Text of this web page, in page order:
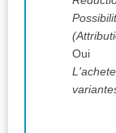
Oui